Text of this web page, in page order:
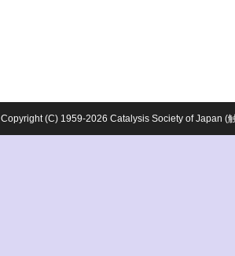
Copyright (C) 1959-2026 Catalysis Society of Japan (